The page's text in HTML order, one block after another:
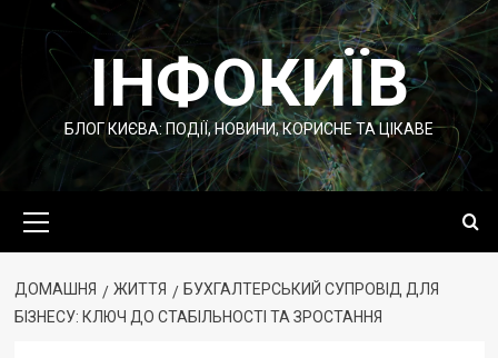
Перейти
ІНФОКИЇВ
БЛОГ КИЄВА: ПОДІЇ, НОВИНИ, КОРИСНЕ ТА ЦІКАВЕ
меню
ДОМАШНЯ ЖИТТЯ
БУХГАЛТЕРСЬКИЙ СУПРОВІД ДЛЯ
БІЗНЕСУ: КЛЮЧ ДО СТАБІЛЬНОСТІ ТА ЗРОСТАННЯ